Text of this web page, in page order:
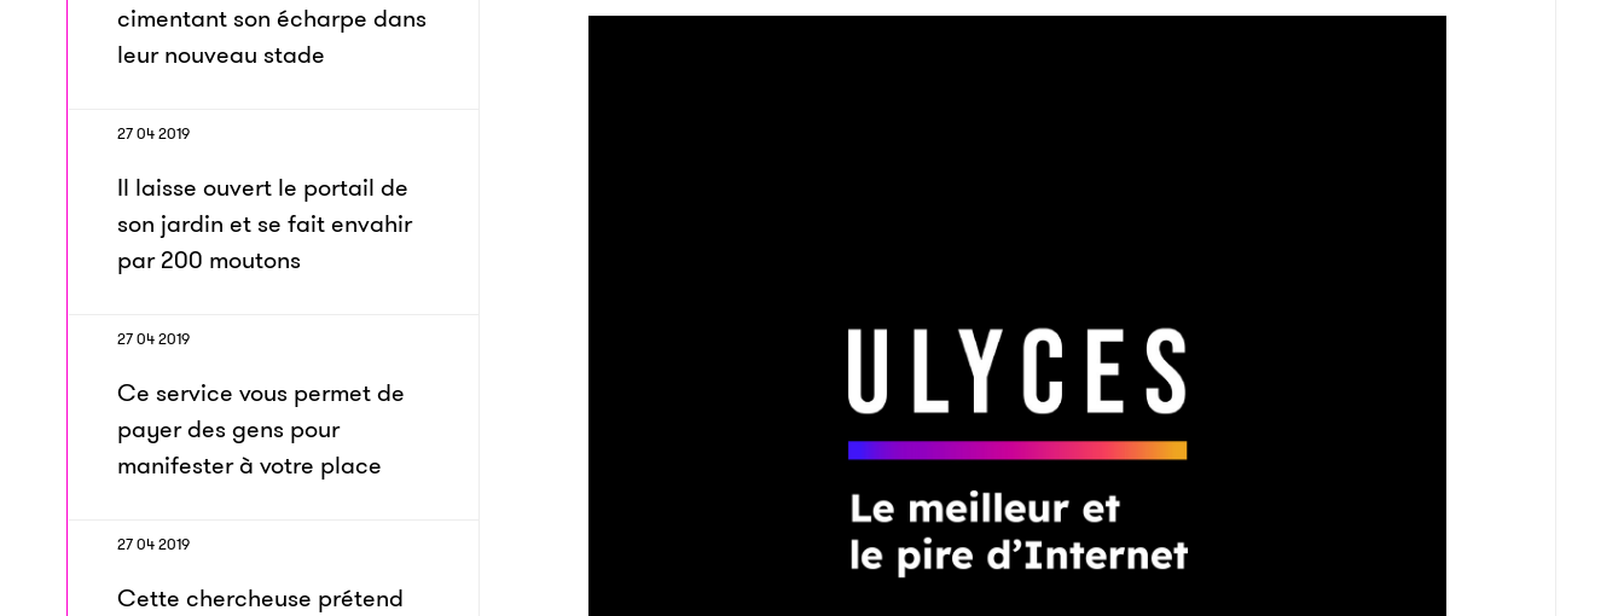
cimentant son écharpe dans
leur nouveau stade
27 04 2019
Il laisse ouvert le portail de
son jardin et se fait envahir
par 200 moutons
27 04 2019
Ce service vous permet de
payer des gens pour
manifester à votre place
27 04 2019
Cette chercheuse prétend